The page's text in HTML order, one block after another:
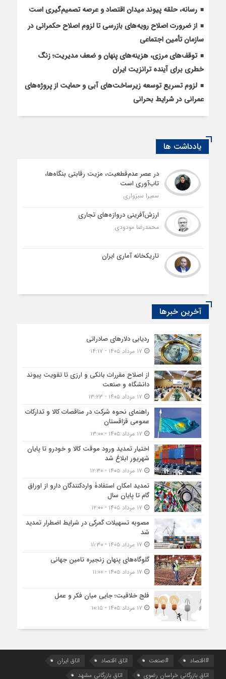
رسانه، حلقه پیوند میدان اقتصاد و عرصه تصمیم‌گیری است
از ضرورت اصلاح رویه‌های بازرسی تا لزوم اصلاح حکمرانی در
سازمان تأمین اجتماعی
توقف‌های مرزی، هزینه‌های پنهان و ضعف مدیریت؛ زنگ
خطری برای آینده ترانزیت ایران
لزوم تسریع توسعه زیرساخت‌های آبی و حمایت از پروژه‌های
عمرانی در شرایط بحرانی
یادداشت ها
در عصر عدم‌قطعیت، مزیت رقابتی بنگاه‌ها،
تاب‌آوری است
سمیرا سبزواری
ارزش‌آفرینی دروازه‌های تجاری
محمدرضا مودودی
تاریکخانه آماری ایران
آخرین خبرها
ردیابی دلارهای صادراتی
از اصلاح مقررات بانکی و ارزی تا تقویت پیوند
دانشگاه و صنعت
راهنمای نحوه شرکت در مناقصات کالا و تدارکات
عمومی قزاقستان
اختیار تمدید ورود موقت کالا و خودرو تا پایان
شهریور ابلاغ شد
تمدید امکان استفادۀ واردکنندگان دارو از اوراق
گام تا پایان سال
مصوبه تسهیلات گمرکی در شرایط اضطرار تمدید
شد
گلوگاه‌های پنهان زنجیره تامین جهانی
فلج خلاقیت؛ جایی میان فکر و عمل
#اقتصاد #صنعت اتاق اقتصاد
اتاق ایران
اتاق بازرگانی خراسان رضوی
اتاق بازرگانی مشهد